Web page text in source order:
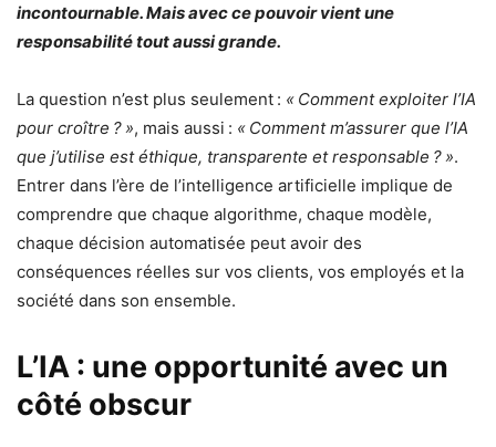
incontournable. Mais avec ce pouvoir vient une
responsabilité tout aussi grande.
La question n’est plus seulement : « Comment exploiter l’IA
pour croître ? », mais aussi : « Comment m’assurer que l’IA
que j’utilise est éthique, transparente et responsable ? ».
Entrer dans l’ère de l’intelligence artificielle implique de
comprendre que chaque algorithme, chaque modèle,
chaque décision automatisée peut avoir des
conséquences réelles sur vos clients, vos employés et la
société dans son ensemble.
L’IA : une opportunité avec un
côté obscur